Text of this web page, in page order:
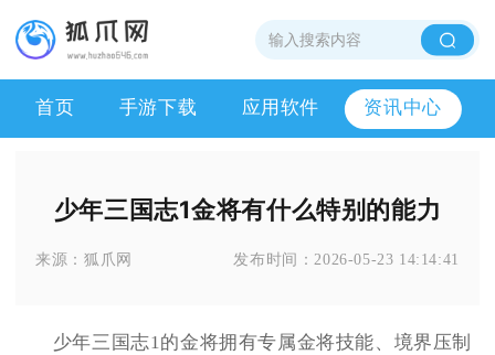
首页 手游下载 应用软件 资讯中心
少年三国志1金将有什么特别的能力
来源：狐爪网 发布时间：2026-05-23 14:14:41
少年三国志1的金将拥有专属金将技能、境界压制